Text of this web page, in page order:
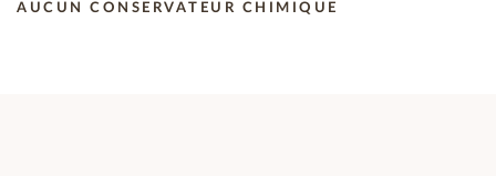
AUCUN CONSERVATEUR CHIMIQUE